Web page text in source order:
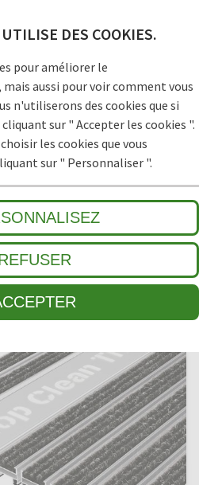
DES COOKIES.
pour améliorer le
aussi pour voir comment vous
n'utiliserons des cookies que si
sur " Accepter les cookies ".
les cookies que vous
sur " Personnaliser ".
PROFILÉ
Inox